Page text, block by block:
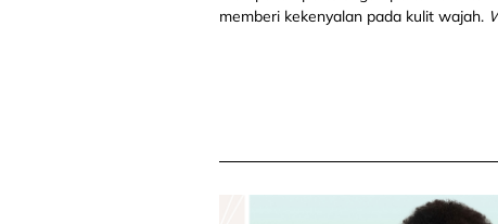
memberi kekenyalan pada kulit wajah.